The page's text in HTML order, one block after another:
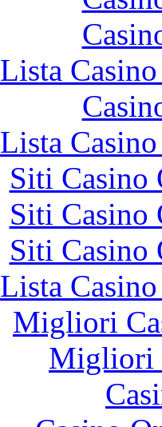
Lista
Lista
Siti Casino
Siti Casino
Siti Casino
Lista
Migliori
Migliori